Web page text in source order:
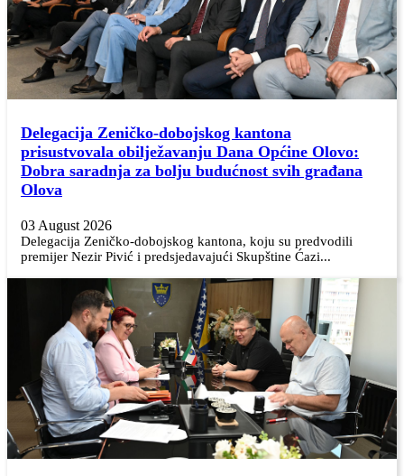
Delegacija Zeničko-dobojskog kantona
prisustvovala obilježavanju Dana Općine Olovo:
Dobra saradnja za bolju budućnost svih građana
Olova
03 August 2026
Delegacija Zeničko-dobojskog kantona, koju su predvodili
premijer Nezir Pivić i predsjedavajući Skupštine Ćazi...